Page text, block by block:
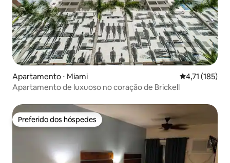
Apartamento ⋅ Miami 4,71 de uma
4,71 (185)
Apartamento de luxuoso no coração de Brickell
Preferido dos hóspedes
Preferido dos hóspedes